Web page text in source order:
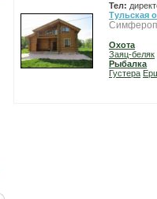
Тел:
Тульская
Охота
Заяц-беляк
Рыбалка
Густера